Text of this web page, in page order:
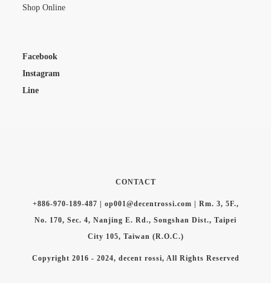
Shop Online
Facebook
Instagram
Line
CONTACT
+886-970-189-487 | op001@decentrossi.com | Rm. 3, 5F.,
No. 170, Sec. 4, Nanjing E. Rd., Songshan Dist., Taipei
City 105, Taiwan (R.O.C.)
Copyright 2016 - 2024, decent rossi, All Rights Reserved